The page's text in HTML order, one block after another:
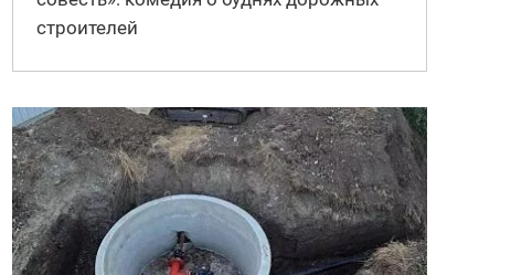
строителей